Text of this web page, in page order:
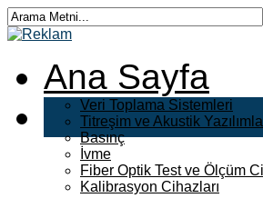
Ana Sayfa
Veri Toplama Sistemleri
Titreşim ve Akustik
Basınç
İvme
Fiber Optik Test ve Ölçüm
Kalibrasyon Cihazları